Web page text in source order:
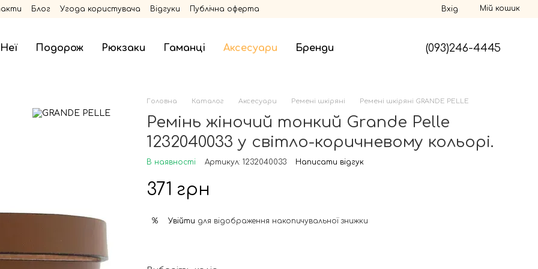
Блог Угода користувача Відгуки Публічна оферта Вхід Мій кошик
Подорож Рюкзаки Гаманці Аксесуари Бренди (093)246-4445
Головна Каталог Аксесуари Ремені шкіряні Ремені шкіряні GRANDE PELLE
Ремінь жіночий тонкий Grande Pelle
1232040033 у світло-коричневому кольорі.
В наявності Артикул: 1232040033 Написати відгук
371 грн
% Увійти для відображення накопичувальної знижки